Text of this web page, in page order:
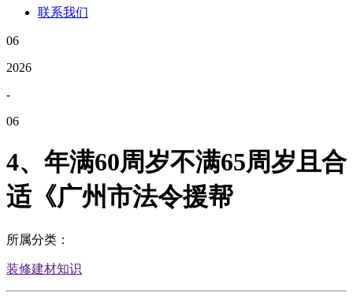
联系我们
06
2026
-
06
4、年满60周岁不满65周岁且合
适《广州市法令援帮
所属分类：
装修建材知识